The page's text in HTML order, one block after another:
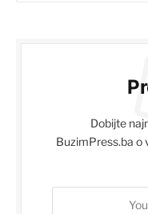
Dobijte
BuzimPress.ba o